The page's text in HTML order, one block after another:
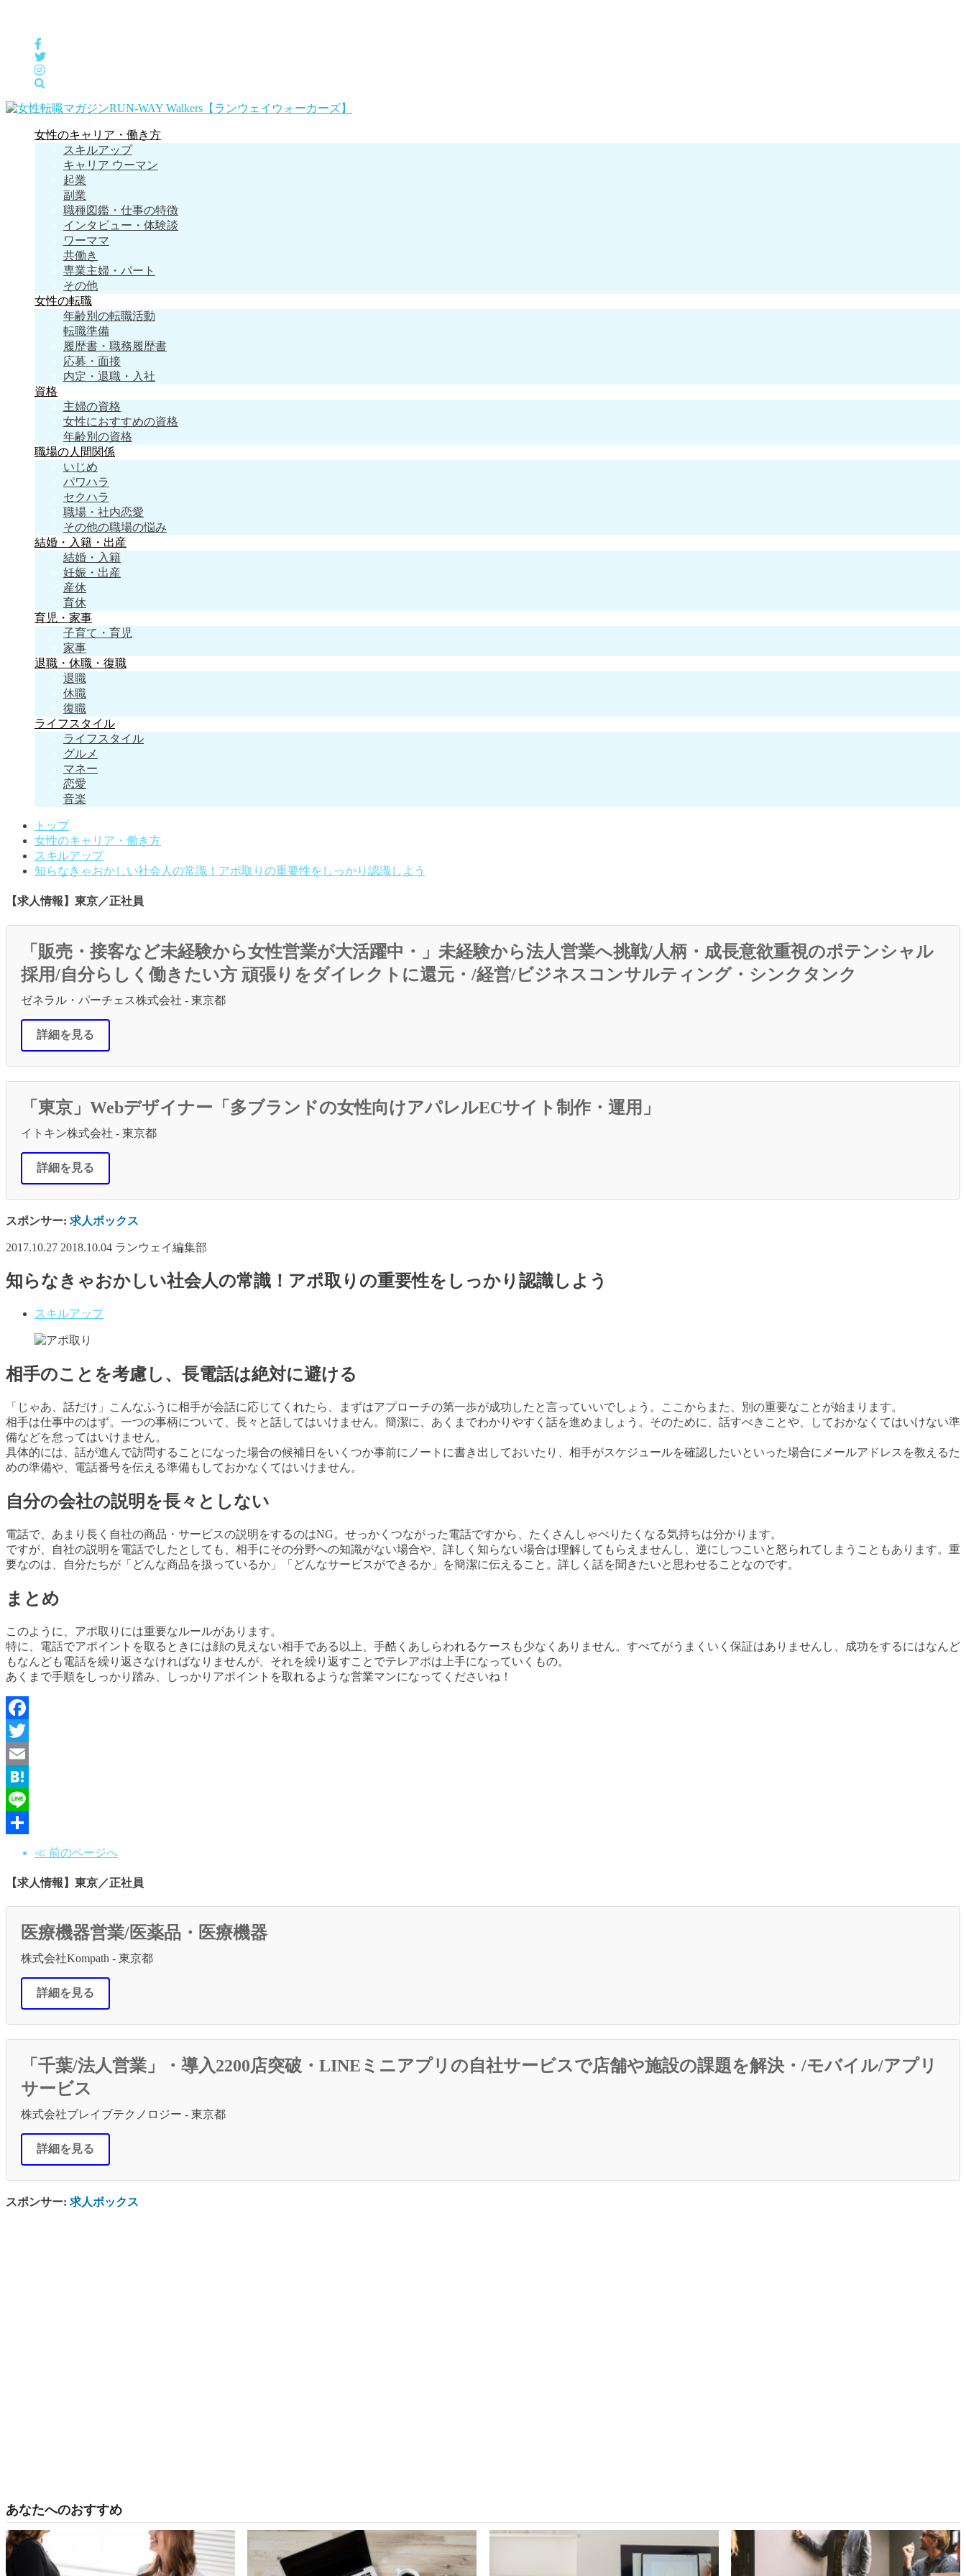
女性のキャリア・働き方
スキルアップ
キャリア ウーマン
起業
副業
職種図鑑・仕事の特徴
インタビュー・体験談
ワーママ
共働き
専業主婦・パート
その他
女性の転職
年齢別の転職活動
転職準備
履歴書・職務履歴書
応募・面接
内定・退職・入社
資格
主婦の資格
女性におすすめの資格
年齢別の資格
職場の人間関係
いじめ
パワハラ
セクハラ
職場・社内恋愛
その他の職場の悩み
結婚・入籍・出産
結婚・入籍
妊娠・出産
産休
育休
育児・家事
子育て・育児
家事
退職・休職・復職
退職
休職
復職
ライフスタイル
ライフスタイル
グルメ
マネー
恋愛
音楽
トップ
女性のキャリア・働き方
スキルアップ
知らなきゃおかしい社会人の常識！アポ取りの重要性をしっかり認識しよう
【求人情報】東京／正社員
「販売・接客など未経験から女性営業が大活躍中・」未経験から法人営業へ挑戦/人柄・成長意欲重視のポテンシャル
採用/自分らしく働きたい方 頑張りをダイレクトに還元・/経営/ビジネスコンサルティング・シンクタンク
ゼネラル・パーチェス株式会社 - 東京都
詳細を見る
「東京」Webデザイナー「多ブランドの女性向けアパレルECサイト制作・運用」
イトキン株式会社 - 東京都
詳細を見る
スポンサー: 求人ボックス
2017.10.27 2018.10.04 ランウェイ編集部
知らなきゃおかしい社会人の常識！アポ取りの重要性をしっかり認識しよう
スキルアップ
相手のことを考慮し、長電話は絶対に避ける
「じゃあ、話だけ」こんなふうに相手が会話に応じてくれたら、まずはアプローチの第一歩が成功したと言っていいでしょう。ここからまた、別の重要なことが始まります。
相手は仕事中のはず。一つの事柄について、長々と話してはいけません。簡潔に、あくまでわかりやすく話を進めましょう。そのために、話すべきことや、しておかなくてはいけない準
備などを怠ってはいけません。
具体的には、話が進んで訪問することになった場合の候補日をいくつか事前にノートに書き出しておいたり、相手がスケジュールを確認したいといった場合にメールアドレスを教えるた
めの準備や、電話番号を伝える準備もしておかなくてはいけません。
自分の会社の説明を長々としない
電話で、あまり長く自社の商品・サービスの説明をするのはNG。せっかくつながった電話ですから、たくさんしゃべりたくなる気持ちは分かります。
ですが、自社の説明を電話でしたとしても、相手にその分野への知識がない場合や、詳しく知らない場合は理解してもらえませんし、逆にしつこいと怒られてしまうこともあります。重
要なのは、自分たちが「どんな商品を扱っているか」「どんなサービスができるか」を簡潔に伝えること。詳しく話を聞きたいと思わせることなのです。
まとめ
このように、アポ取りには重要なルールがあります。
特に、電話でアポイントを取るときには顔の見えない相手である以上、手酷くあしらわれるケースも少なくありません。すべてがうまくいく保証はありませんし、成功をするにはなんど
もなんども電話を繰り返さなければなりませんが、それを繰り返すことでテレアポは上手になっていくもの。
あくまで手順をしっかり踏み、しっかりアポイントを取れるような営業マンになってくださいね！
Facebook
Twitter
Email
Hatena
Line
≪ 前のページへ
【求人情報】東京／正社員
医療機器営業/医薬品・医療機器
株式会社Kompath - 東京都
詳細を見る
「千葉/法人営業」・導入2200店突破・LINEミニアプリの自社サービスで店舗や施設の課題を解決・/モバイル/アプリ
サービス
株式会社ブレイブテクノロジー - 東京都
詳細を見る
スポンサー: 求人ボックス
あなたへのおすすめ